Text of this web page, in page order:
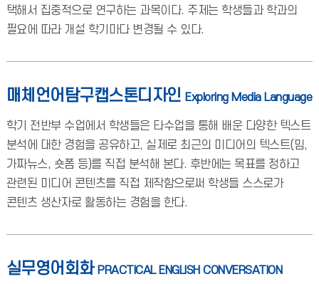
택해서 집중적으로 연구하는 과목이다. 주제는 학생들과 학과의
필요에 따라 개설 학기마다 변경될 수 있다.
매체언어탐구캡스톤디자인 Exploring Media Language
학기 전반부 수업에서 학생들은 타수업을 통해 배운 다양한 텍스트
분석에 대한 경험을 공유하고, 실제로 최근의 미디어의 텍스트(밈,
가짜뉴스, 숏폼 등)를 직접 분석해 본다. 후반에는 목표를 정하고
관련된 미디어 콘텐츠를 직접 제작함으로써 학생들 스스로가
콘텐츠 생산자로 활동하는 경험을 한다.
실무영어회화 PRACTICAL ENGLISH CONVERSATION